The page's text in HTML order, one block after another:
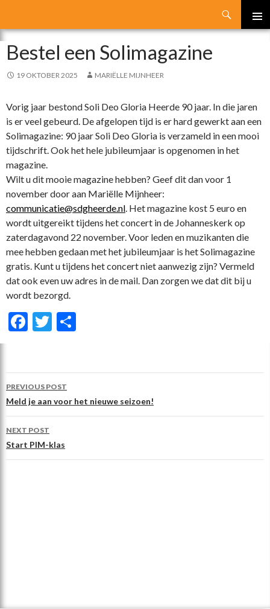
CONTENT
Bestel een Solimagazine
19 OKTOBER 2025 MARIËLLE MIJNHEER
Vorig jaar bestond Soli Deo Gloria Heerde 90 jaar. In die jaren
is er veel gebeurd. De afgelopen tijd is er hard gewerkt aan een
Solimagazine: 90 jaar Soli Deo Gloria is verzameld in een mooi
tijdschrift. Ook het hele jubileumjaar is opgenomen in het
magazine.
Wilt u dit mooie magazine hebben? Geef dit dan voor 1
november door aan Mariëlle Mijnheer:
communicatie@sdgheerde.nl. Het magazine kost 5 euro en
wordt uitgereikt tijdens het concert in de Johanneskerk op
zaterdagavond 22 november. Voor leden en muzikanten die
mee hebben gedaan met het jubileumjaar is het Solimagazine
gratis. Kunt u tijdens het concert niet aanwezig zijn? Vermeld
dat ook even uw adres in de mail. Dan zorgen we dat dit bij u
wordt bezorgd.
F
b
o
o
k
T
er n
Post
navigation
PREVIOUS POST
Meld je aan voor het nieuwe seizoen!
NEXT POST
Start PIM-klas